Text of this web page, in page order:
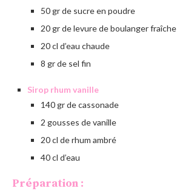
50 gr de sucre en poudre
20 gr de levure de boulanger fraîche
20 cl d’eau chaude
8 gr de sel fin
Sirop rhum vanille
140 gr de cassonade
2 gousses de vanille
20 cl de rhum ambré
40 cl d’eau
Préparation :